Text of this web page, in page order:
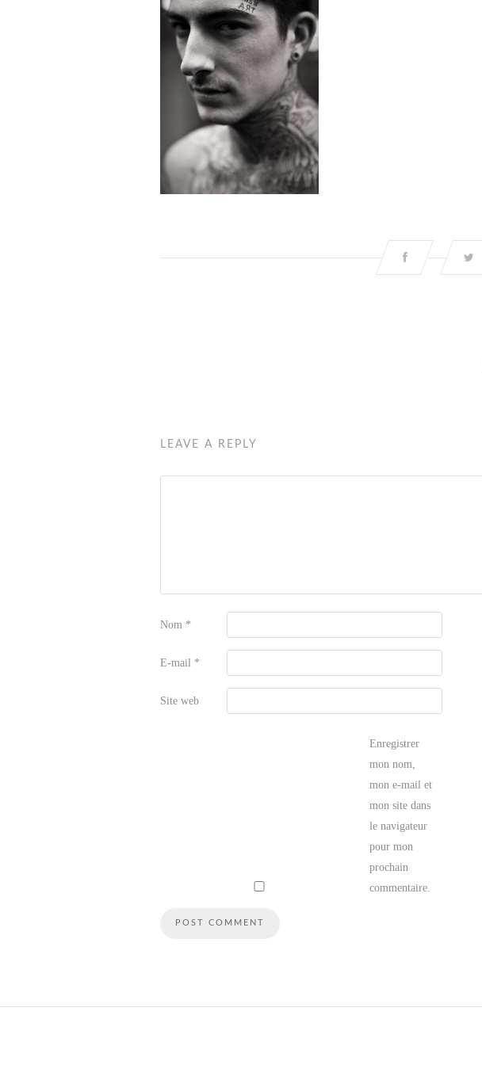
LEAVE A REPLY
Nom *
E-mail *
Site web
Enregistrer
mon nom,
mon e-mail et
mon site dans
le navigateur
pour mon
prochain
commentaire.